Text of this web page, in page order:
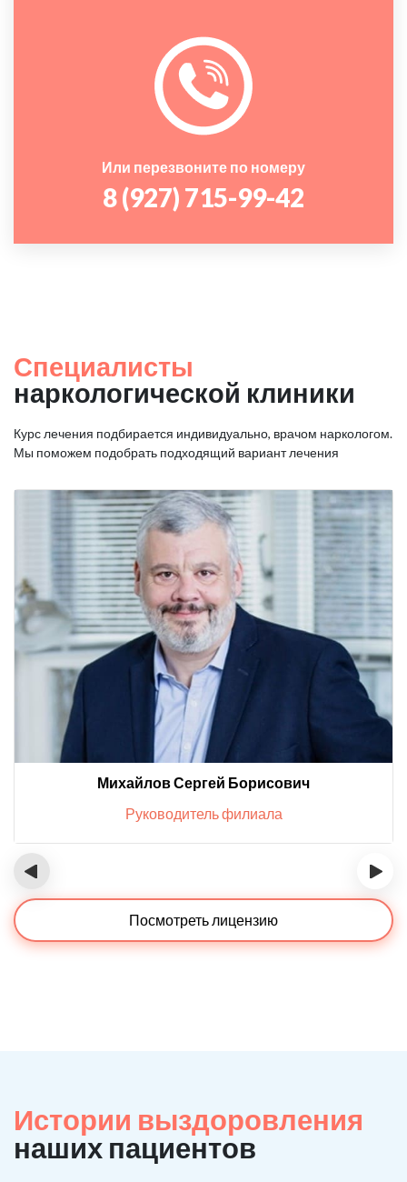
Или перезвоните по номеру
8 (927) 715-99-42
Специалисты
наркологической клиники
Курс лечения подбирается индивидуально, врачом наркологом.
Мы поможем подобрать подходящий вариант лечения
Михайлов Сергей Борисович
Руководитель филиала
‹ ›
Посмотреть лицензию
Истории выздоровления
наших пациентов